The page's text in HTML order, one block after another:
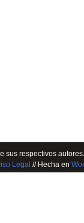
sus respectivos
Legal // Hecha en